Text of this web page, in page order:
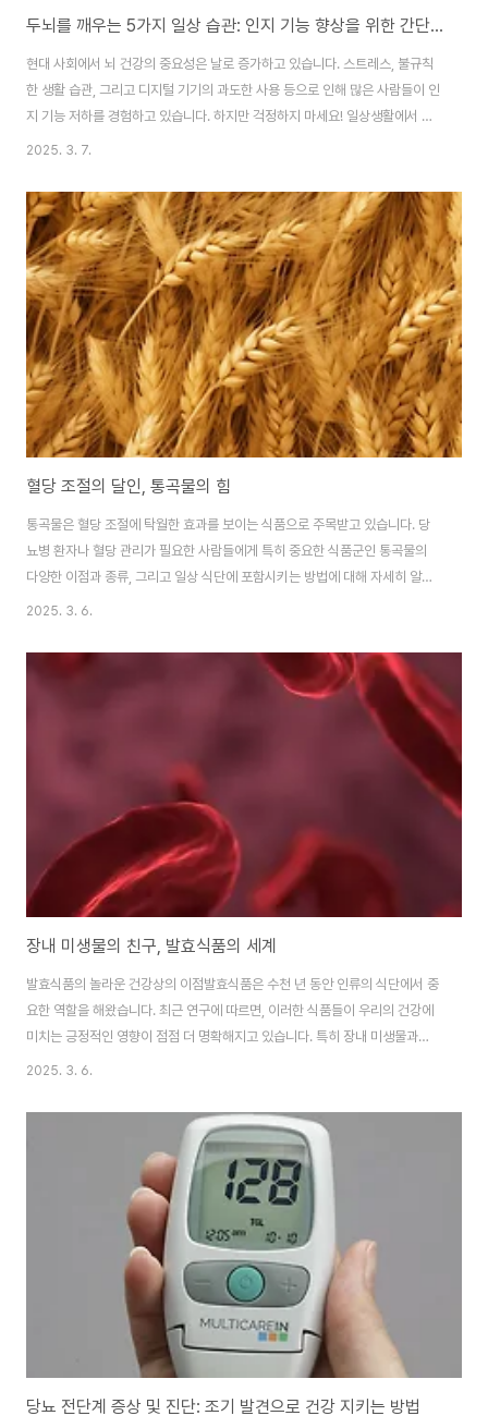
두뇌를 깨우는 5가지 일상 습관: 인지 기능 향상을 위한 간단한 방법들
현대 사회에서 뇌 건강의 중요성은 날로 증가하고 있습니다. 스트레스, 불규칙
한 생활 습관, 그리고 디지털 기기의 과도한 사용 등으로 인해 많은 사람들이 인
지 기능 저하를 경험하고 있습니다. 하지만 걱정하지 마세요! 일상생활에서 실
천할 수 있는 간단한 습관들을 통해 두뇌 건강을 개선하고 인지 기능을 향상시
하겠습니다.1. 규칙적인 운동: 뇌에 산소를 공급하는 최고의 방법운동은 뇌 건
강에 매우 중요한 역할을 합니다. 규칙적인 유산소 운동은 뇌로 가는 혈류를 증
가시켜 산소와 영양분 공급을 촉진합니다. 이는 새로운 뇌세포의 생성을 돕고,
기존 뇌세포 간의 연결을 강화합니다. 매일 30분 이상의 걷기, 조깅, 수영 등의
유산소 운동을 실..
2025. 3. 7.
혈당 조절의 달인, 통곡물의 힘
통곡물은 혈당 조절에 탁월한 효과를 보이는 식품으로 주목받고 있습니다. 당
뇨병 환자나 혈당 관리가 필요한 사람들에게 특히 중요한 식품군인 통곡물의
다양한 이점과 종류, 그리고 일상 식단에 포함시키는 방법에 대해 자세히 알아
보겠습니다.통곡물의 혈당 조절 메커니즘낮은 혈당 지수(GI)통곡물은 정제된
화 과정에서 천천히 분해되어 혈당 상승을 완만하게 만들기 때문입니다. 예를
들어, 귀리의 혈당 지수는 55로 백빵의 95에 비해 현저히 낮습니다.풍부한 식
이섬유통곡물에 함유된 풍부한 식이섬유는 포도당의 흡수를 늦추는 역할을 합
니다. 이는 식후 혈당 상승을 완화시키고 인슐린 요구량을 줄이는 데 도움이 됩
2025. 3. 6.
장내 미생물의 친구, 발효식품의 세계
발효식품의 놀라운 건강상의 이점발효식품은 수천 년 동안 인류의 식단에서 중
요한 역할을 해왔습니다. 최근 연구에 따르면, 이러한 식품들이 우리의 건강에
미치는 긍정적인 영향이 점점 더 명확해지고 있습니다. 특히 장내 미생물과의
관계에서 발효식품의 중요성이 부각되고 있습니다.장내 미생물 다양성 증가스
에서 장내 미생물의 다양성이 크게 증가했습니다. 이는 매우 중요한 발견으로,
장내 미생물의 다양성 증가는 전반적인 건강 상태 개선과 연관되어 있습니다.
염증 감소 효과같은 연구에서 발효식품 섭취 그룹의 혈액 샘플에서 19가지 염
증 단백질 수치가 감소한 것으로 나타났습니다. 특히 인터루킨 6의 감소는 주
목할 만한데, 이 단백질은 류마티스 관..
2025. 3. 6.
당뇨 전단계 증상 및 진단: 조기 발견으로 건강 지키는 방법